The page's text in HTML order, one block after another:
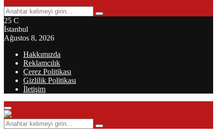
Search
for:
Search
25 C
İstanbul
Ağustos 8, 2026
Hakkımızda
Reklamcılık
Çerez Politikası
Gizlilik Politikası
İletişim
Primary
Menu
Search
for:
Search